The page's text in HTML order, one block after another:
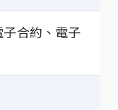
合約、電子